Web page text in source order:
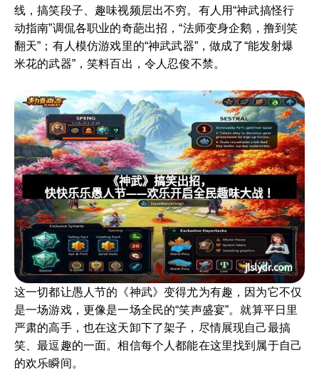
线，搞笑段子、趣味视频层出不穷。有人用“神武搞怪行
动指南”调侃各职业的奇葩出招，“法师变身企鹅，撸到笑
翻天”；有人模仿游戏里的“神武武器”，做成了“能发射爆
米花的武器”，笑料百出，令人忍俊不禁。
这一切都让愚人节的《神武》变得尤为有趣，因为它不仅
是一场游戏，更像是一场全民的“笑声盛宴”。就算平日里
严肃的高手，也在这天卸下了架子，尽情展现自己最搞
笑、最逗趣的一面。相信每个人都能在这里找到属于自己
的欢乐瞬间。